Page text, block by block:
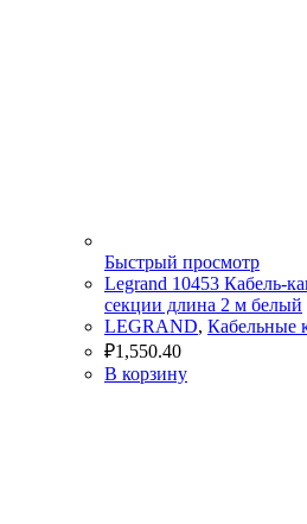
Быстрый просмотр
Legrand 10453 Кабель-
секции длина 2 м белый
LEGRAND, Кабельные
₽1,550.40
В корзину